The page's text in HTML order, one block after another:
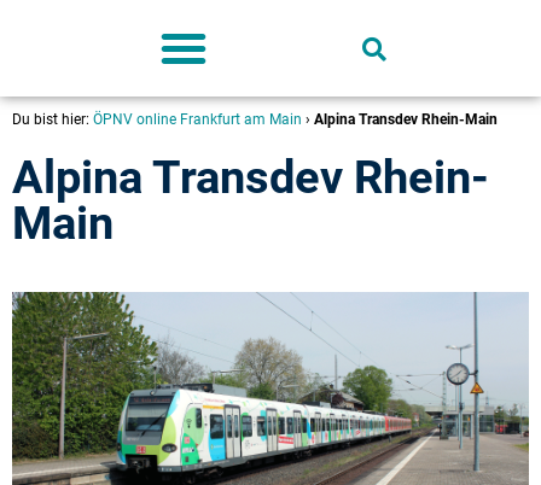
Du bist hier: ÖPNV online Frankfurt am Main › Alpina Transdev Rhein-Main
Alpina Transdev Rhein-
Main